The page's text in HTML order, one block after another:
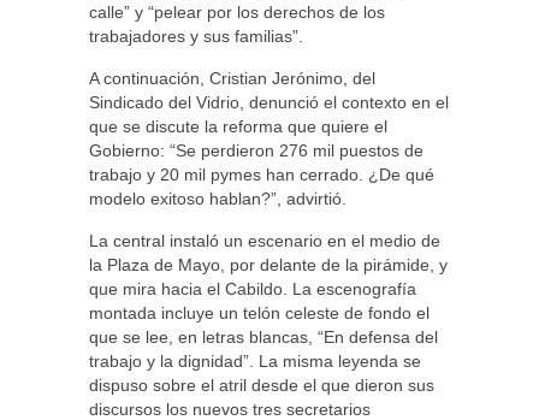
calle” y “pelear por los derechos de los
trabajadores y sus familias”.
A continuación, Cristian Jerónimo, del
Sindicado del Vidrio, denunció el contexto en el
que se discute la reforma que quiere el
Gobierno: “Se perdieron 276 mil puestos de
trabajo y 20 mil pymes han cerrado. ¿De qué
modelo exitoso hablan?”, advirtió.
La central instaló un escenario en el medio de
la Plaza de Mayo, por delante de la pirámide, y
que mira hacia el Cabildo. La escenografía
montada incluye un telón celeste de fondo el
que se lee, en letras blancas, “En defensa del
trabajo y la dignidad”. La misma leyenda se
dispuso sobre el atril desde el que dieron sus
discursos los nuevos tres secretarios